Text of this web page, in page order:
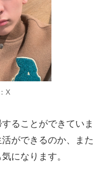
X
ることができていま
ができるのか、また
になります。